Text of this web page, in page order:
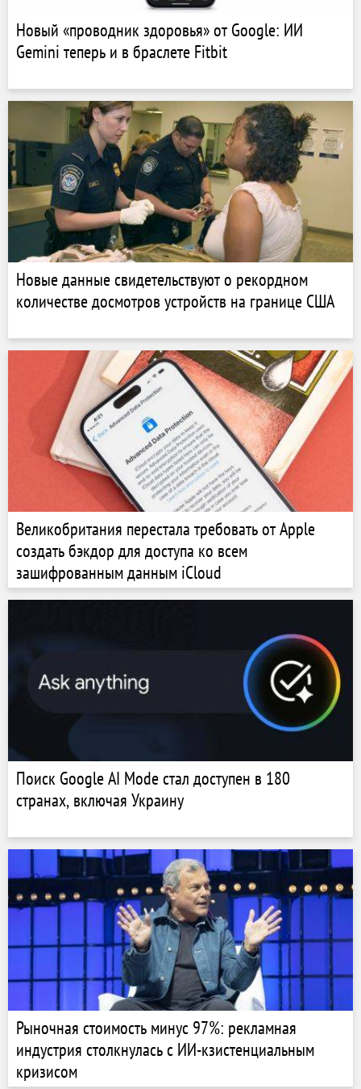
Новый «проводник здоровья» от Google: ИИ
Gemini теперь и в браслете Fitbit
Новые данные свидетельствуют о рекордном
количестве досмотров устройств на границе США
Великобритания перестала требовать от Apple
создать бэкдор для доступа ко всем
зашифрованным данным iCloud
Поиск Google AI Mode стал доступен в 180
странах, включая Украину
Рыночная стоимость минус 97%: рекламная
индустрия столкнулась с ИИ-кзистенциальным
кризисом